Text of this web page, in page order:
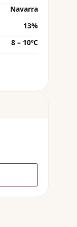
Navarra
13%
8 – 10ºC